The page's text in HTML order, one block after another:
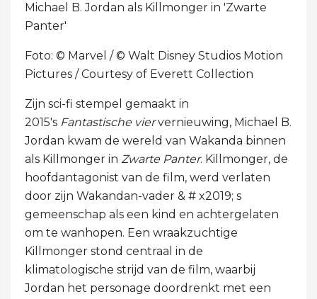
Michael B. Jordan als Killmonger in 'Zwarte
Panter'
Foto: © Marvel / © Walt Disney Studios Motion
Pictures / Courtesy of Everett Collection
Zijn sci-fi stempel gemaakt in
2015's Fantastische viervernieuwing, Michael B.
Jordan kwam de wereld van Wakanda binnen
als Killmonger in Zwarte Panter. Killmonger, de
hoofdantagonist van de film, werd verlaten
door zijn Wakandan-vader & # x2019; s
gemeenschap als een kind en achtergelaten
om te wanhopen. Een wraakzuchtige
Killmonger stond centraal in de
klimatologische strijd van de film, waarbij
Jordan het personage doordrenkt met een